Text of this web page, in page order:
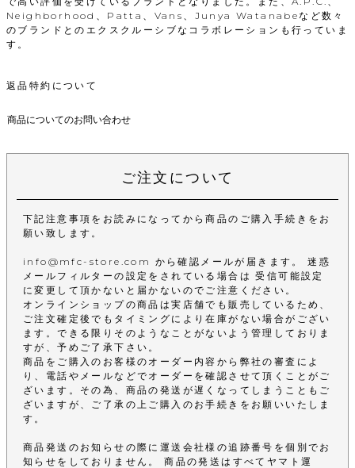
Neighborhood、Patta、Vans、Junya Watanabeなど数々
のブランドとのエクスクルーシブなコラボレーションも行っていま
す。
返品特約について
商品についてのお問い合わせ
ご注文について
下記注意事項をお読みになってから商品のご購入手続きをお
願い致します。
info@mfc-store.com から確認メールが届きます。 迷惑
メールフィルターの設定をされている場合は 受信可能設定
に変更して頂かないと届かないのでご注意ください。
オンラインショップの商品は実店舗でも販売しているため、
ご注文確定後でもタイミングにより在庫がない場合がござい
ます。できる限りそのようなことがないよう管理しておりま
すが、予めご了承下さい。
商品をご購入のお客様のオーダー内容から弊社の審査によ
り、電話やメールなどでオーダーを確認させて頂くことがご
ざいます。その為、商品の発送が遅くなってしまうこともご
ざいますが、ご了承の上ご購入のお手続きをお願いいたしま
す。
商品発送のお知らせの際に運送会社様の追跡番号を個別でお
知らせをしておりません。 商品の発送はすべてヤマト運